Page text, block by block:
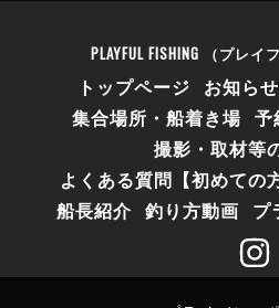
PLAYFUL FISHING （プレイ
トップページ お知らせ
集合場所・船着き場 予
撮影・取材等
よくある質問【初めての
船長紹介 釣り方動画 プ